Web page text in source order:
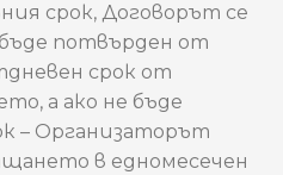
срок, Договорът се
бъде потвърден от
срок от
а ако не бъде
– Организаторът
в едномесечен